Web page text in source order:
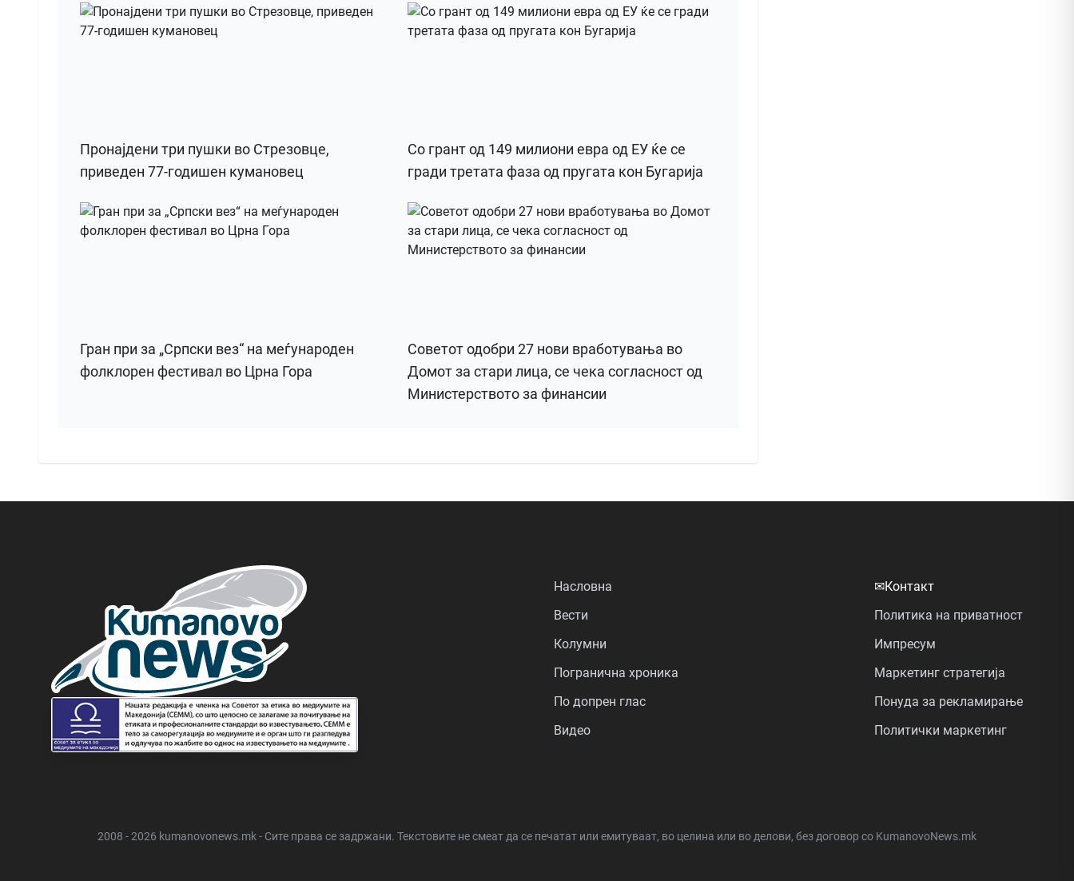
Пронајдени три пушки во Стрезовце,
приведен 77-годишен кумановец
Со грант од 149 милиони евра од ЕУ ќе се
гради третата фаза од пругата кон Бугарија
Гран при за „Српски вез“ на меѓународен
фолклорен фестивал во Црна Гора
Советот одобри 27 нови вработувања во
Домот за стари лица, се чека согласност од
Министерството за финансии
Насловна
Вести
Колумни
Погранична хроника
По допрен глас
Видео
✉Контакт
Политика на приватност
Импресум
Маркетинг стратегија
Понуда за рекламирање
Политички маркетинг
2008 - 2026 kumanovonews.mk - Сите права се задржани. Текстовите не смеат да се печатат или емитуваат, во целина или во делови, без договор со KumanovoNews.mk